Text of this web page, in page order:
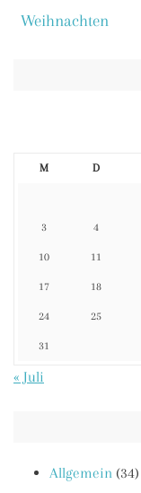
Weihnachten
M D
3 4
10 11
17 18
24 25
31
« Juli
Allgemein (34)